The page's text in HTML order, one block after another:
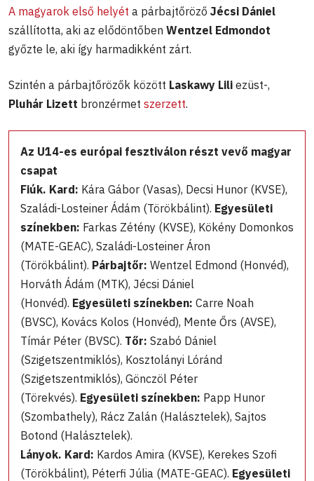
A magyarok első helyét a párbajtőröző Jécsi Dániel
szállította, aki az elődöntőben Wentzel Edmondot
győzte le, aki így harmadikként zárt.
Szintén a párbajtőrözők között Laskawy Lili ezüst-,
Pluhár Lizett bronzérmet szerzett.
Az U14-es európai fesztiválon részt vevő magyar
csapat
Fiúk. Kard: Kára Gábor (Vasas), Decsi Hunor (KVSE),
Szaládi-Losteiner Ádám (Törökbálint). Egyesületi
színekben: Farkas Zétény (KVSE), Kökény Domonkos
(MATE-GEAC), Szaládi-Losteiner Áron
(Törökbálint). Párbajtőr: Wentzel Edmond (Honvéd),
Horváth Ádám (MTK), Jécsi Dániel
(Honvéd). Egyesületi színekben: Carre Noah
(BVSC), Kovács Kolos (Honvéd), Mente Őrs (AVSE),
Tímár Péter (BVSC). Tőr: Szabó Dániel
(Szigetszentmiklós), Kosztolányi Lóránd
(Szigetszentmiklós), Gönczöl Péter
(Törekvés). Egyesületi színekben: Papp Hunor
(Szombathely), Rácz Zalán (Halásztelek), Sajtos
Botond (Halásztelek).
Lányok. Kard: Kardos Amira (KVSE), Kerekes Szofi
(Törökbálint), Péterfi Júlia (MATE-GEAC). Egyesületi